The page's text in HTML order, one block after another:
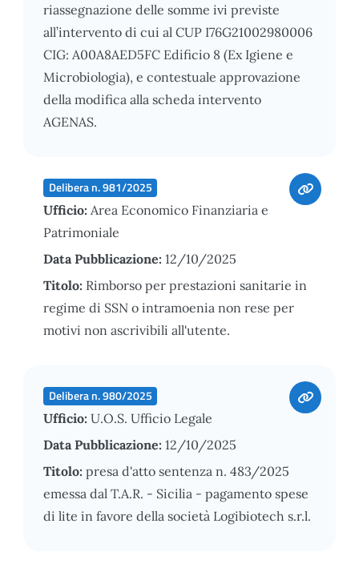
riassegnazione delle somme ivi previste
all’intervento di cui al CUP I76G21002980006
CIG: A00A8AED5FC Edificio 8 (Ex Igiene e
Microbiologia), e contestuale approvazione
della modifica alla scheda intervento
AGENAS.
Delibera n. 981/2025
Ufficio: Area Economico Finanziaria e
Patrimoniale
Data Pubblicazione: 12/10/2025
Titolo: Rimborso per prestazioni sanitarie in
regime di SSN o intramoenia non rese per
motivi non ascrivibili all'utente.
Delibera n. 980/2025
Ufficio: U.O.S. Ufficio Legale
Data Pubblicazione: 12/10/2025
Titolo: presa d'atto sentenza n. 483/2025
emessa dal T.A.R. - Sicilia - pagamento spese
di lite in favore della società Logibiotech s.r.l.